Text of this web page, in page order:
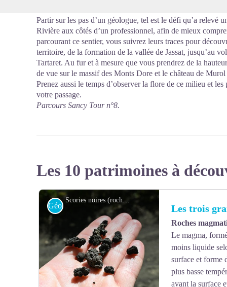
Partir sur les pas d’un géologue, tel est le défi qu’a relevé
Rivière aux côtés d’un professionnel, afin de mieux
parcourant ce sentier, vous suivrez leurs traces pour
territoire, de la formation de la vallée de Jassat, jusqu’au
Tartaret. Au fur et à mesure que vous prendrez de la
de vue sur le massif des Monts Dore et le château de
Prenez aussi le temps d’observer la flore de ce milieu et
votre passage.
Parcours Sancy Tour n°8.
Les 10 patrimoines à
Scories noires (roches magmatiques) - Valérianne Monnet
Géologie Les trois
Roches
Le magma,
moins liquide
surface et forme
plus basse
avant la surface